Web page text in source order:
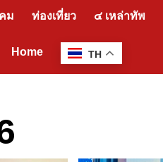
ม ท่องเที่ยว ๔ เหล่าทัพ
Home TH